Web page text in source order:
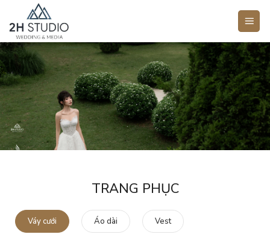
qua
dung
TRANG PHỤC
Váy cưới Áo dài Vest